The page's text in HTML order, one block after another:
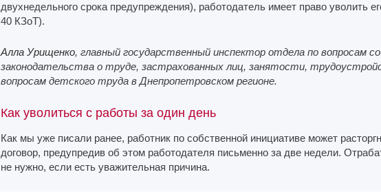
двухнедельного срока предупреждения), работодатель имеет право уволить
40 КЗоТ).
Алла Урищенко, главный государственный инспектор отдела по вопросам
законодательства о труде, застрахованных лиц, занятости,
вопросам детского труда в Днепропетровском регионе.
Как уволиться с работы за один день
Как мы уже писали ранее, работник по собственной инициативе может
договор, предупредив об этом работодателя письменно за две недели.
не нужно, если есть уважительная причина.